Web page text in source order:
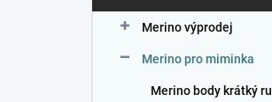
s
kategorie
Merino výprodej
Merino pro miminka
Merino body krátký